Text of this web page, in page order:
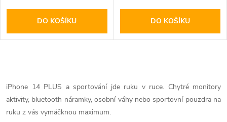
DO KOŠÍKU DO KOŠÍKU
v
l
iPhone 14 PLUS a sportování jde ruku v ruce. Chytré monitory
aktivity, bluetooth náramky, osobní váhy nebo sportovní pouzdra na
ruku z vás vymáčknou maximum.